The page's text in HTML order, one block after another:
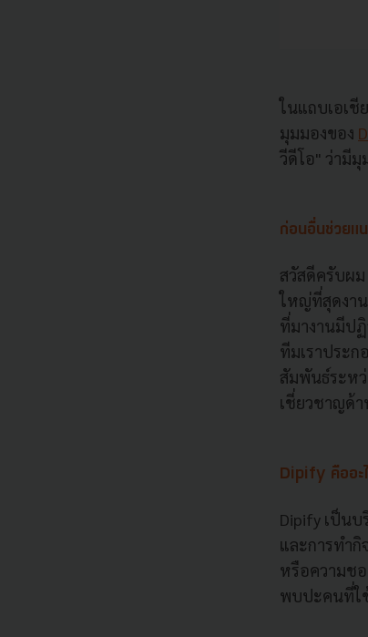
ในแถบเอเ
มุมมองของ
วีดีโอ" ว่ามี
ก่อนอื่นช่วยแ
สวัสดีครับผม
ใหญ่ที่สุดงา
ที่มางานมีป
ทีมเราประ
สัมพันธ์ระห
เชี่ยวชาญด้า
Dipify คืออะ
Dipify เป็น
และการทำกิ
หรือความช
พบปะคนที่ใ